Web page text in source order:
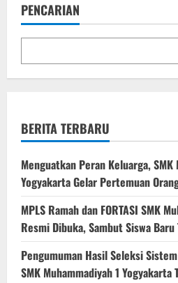
PENCARIAN
BERITA TERBARU
Menguatkan Peran Keluarga, SMK
Yogyakarta Gelar Pertemuan
MPLS Ramah dan FORTASI SMK
Resmi Dibuka, Sambut Siswa
Pengumuman Hasil Seleksi
SMK Muhammadiyah 1 Yogyakarta